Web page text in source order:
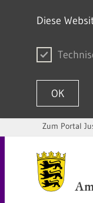
Diese
OK
Zum Inhalt
Zum Portal